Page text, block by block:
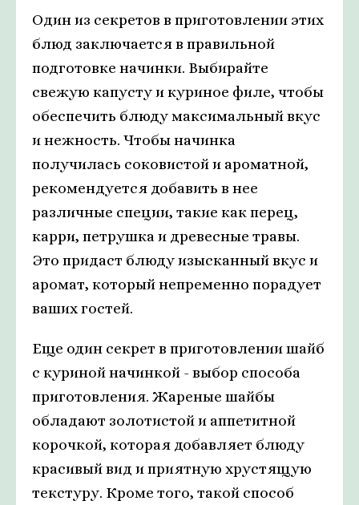
Один из секретов в приготовлении этих
блюд заключается в правильной
подготовке начинки. Выбирайте
свежую капусту и куриное филе, чтобы
обеспечить блюду максимальный вкус
и нежность. Чтобы начинка
получилась соковистой и ароматной,
рекомендуется добавить в нее
различные специи, такие как перец,
карри, петрушка и древесные травы.
Это придаст блюду изысканный вкус и
аромат, который непременно порадует
ваших гостей.
Еще один секрет в приготовлении шайб
с куриной начинкой - выбор способа
приготовления. Жареные шайбы
обладают золотистой и аппетитной
корочкой, которая добавляет блюду
красивый вид и приятную хрустящую
текстуру. Кроме того, такой способ